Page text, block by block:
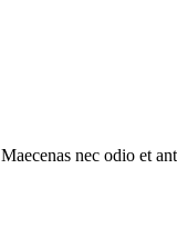
Maecenas nec odio et